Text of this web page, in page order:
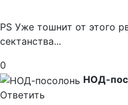
PS Уже тошнит от этого
сектанства...
0
НОД-
Ответить